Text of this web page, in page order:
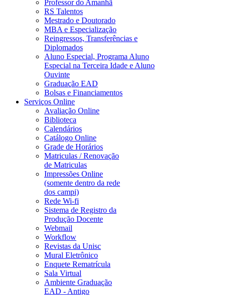
Professor do Amanhã
RS Talentos
Mestrado e Doutorado
MBA e Especialização
Reingressos, Transferências e
Diplomados
Aluno Especial, Programa Aluno
Especial na Terceira Idade e Aluno
Ouvinte
Graduação EAD
Bolsas e Financiamentos
Serviços Online
Avaliação Online
Biblioteca
Calendários
Catálogo Online
Grade de Horários
Matriculas / Renovação
de Matriculas
Impressões Online
(somente dentro da rede
dos campi)
Rede Wi-fi
Sistema de Registro da
Produção Docente
Webmail
Workflow
Revistas da Unisc
Mural Eletrônico
Enquete Rematrícula
Sala Virtual
Ambiente Graduação
EAD - Antigo